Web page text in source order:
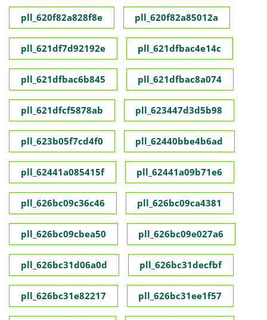
pll_620f82a828f8e pll_620f82a85012a
pll_621df7d92192e pll_621dfbac4e14c
pll_621dfbac6b845 pll_621dfbac8a074
pll_621dfcf5878ab pll_623447d3d5b98
pll_623b05f7cd4f0 pll_62440bbe4b6ad
pll_62441a085415f pll_62441a09b71e6
pll_626bc09c36c46 pll_626bc09ca4381
pll_626bc09cbea50 pll_626bc09e027a6
pll_626bc31d06a0d pll_626bc31decfbf
pll_626bc31e82217 pll_626bc31ee1f57